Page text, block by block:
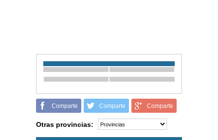
Comparte Comparte Comparte
Otras provincias: